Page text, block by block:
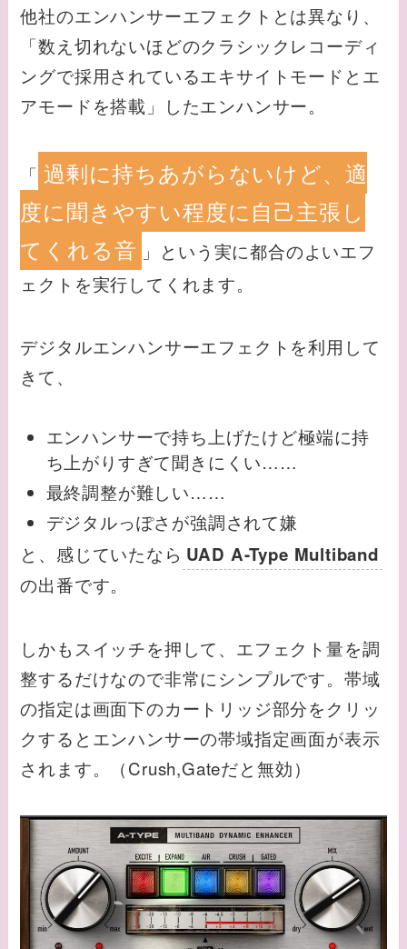
他社のエンハンサーエフェクトとは異なり、
「数え切れないほどのクラシックレコーディ
ングで採用されているエキサイトモードとエ
アモードを搭載」したエンハンサー。
「 過剰に持ちあがらないけど、適
度に聞きやすい程度に自己主張し
てくれる音 」という実に都合のよいエフ
ェクトを実行してくれます。
デジタルエンハンサーエフェクトを利用して
きて、
エンハンサーで持ち上げたけど極端に持
ち上がりすぎて聞きにくい……
最終調整が難しい……
デジタルっぽさが強調されて嫌
と、感じていたなら UAD A-Type Multiband
の出番です。
しかもスイッチを押して、エフェクト量を調
整するだけなので非常にシンプルです。帯域
の指定は画面下のカートリッジ部分をクリッ
クするとエンハンサーの帯域指定画面が表示
されます。（Crush,Gateだと無効）